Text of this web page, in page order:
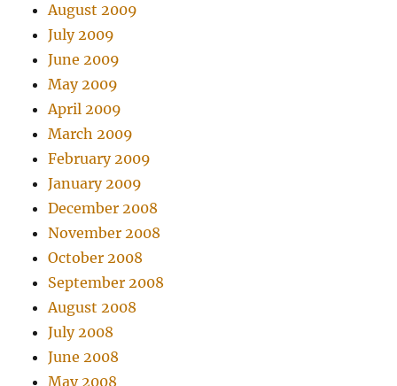
August 2009
July 2009
June 2009
May 2009
April 2009
March 2009
February 2009
January 2009
December 2008
November 2008
October 2008
September 2008
August 2008
July 2008
June 2008
May 2008